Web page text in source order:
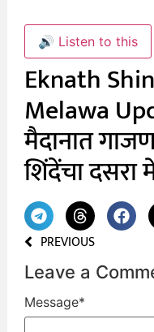
🔊 Listen to this
Eknath
Melawa
मैदानात
शिंदेंचा दसरा
PREVIOUS
Leave a
Message*